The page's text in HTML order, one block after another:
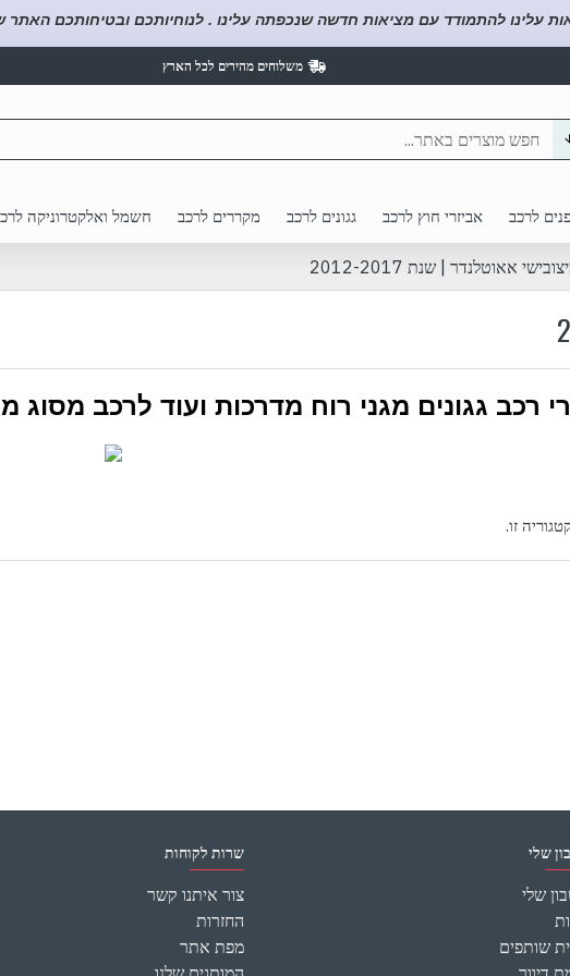
עלינו להתמודד עם מציאות חדשה שנכפתה עלינו . לנוחיותכם ובטיחותכם האתר
משלוחים מהירים לכל הארץ
לרכב אביזרי חוץ לרכב גגונים לרכב מקררים לרכב חשמל ואלקטרוניקה
אאוטלנדר | שנת 2012-2017
רכב גגונים מגני רוח מדרכות ועוד לרכב מסוג
זו.
שלי
שלי
שותפים
שרות לקוחות
צור איתנו קשר
החזרות
מפת אתר